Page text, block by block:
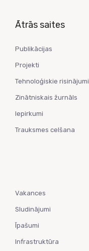
Ātrās saites
Publikācijas
Projekti
Tehnoloģiskie risinājumi
Zinātniskais žurnāls
Iepirkumi
Trauksmes celšana
Vakances
Sludinājumi
Īpašumi
Infrastruktūra